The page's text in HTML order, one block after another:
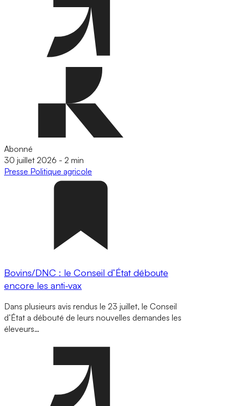
Abonné
30 juillet 2026 - 2 min
Presse Politique agricole
Bovins/DNC : le Conseil d’État déboute
encore les anti-vax
Dans plusieurs avis rendus le 23 juillet, le Conseil
d’État a débouté de leurs nouvelles demandes les
éleveurs…